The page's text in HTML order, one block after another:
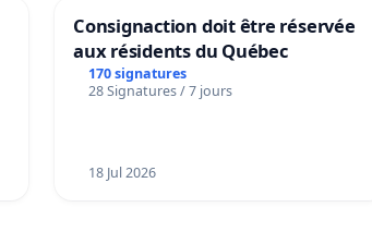
Consignaction doit être réservée
aux résidents du Québec
170 signatures
28 Signatures / 7 jours
18 Jul 2026